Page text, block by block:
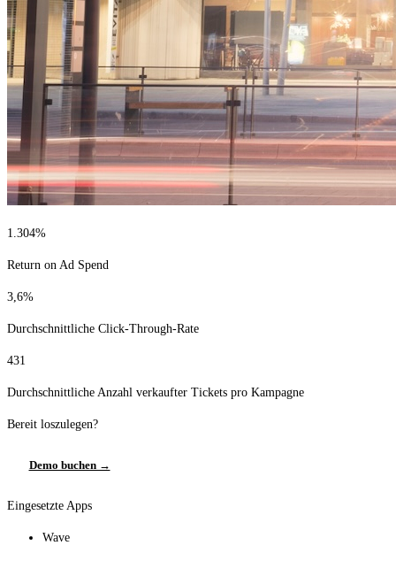
Recruiting & Employer Branding
RESOURCES
Erfolgsgeschichten
Insights
Newsletter
1.304%
Return on Ad Spend
3,6%
Durchschnittliche Click-Through-Rate
431
Durchschnittliche Anzahl verkaufter Tickets pro Kampagne
Bereit loszulegen?
Demo buchen →
Eingesetzte Apps
Wave